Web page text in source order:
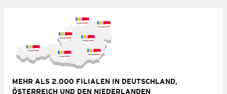
MEHR ALS 2.000 FILIALEN IN DEUTSCHLAND,
ÖSTERREICH UND DEN NIEDERLANDEN